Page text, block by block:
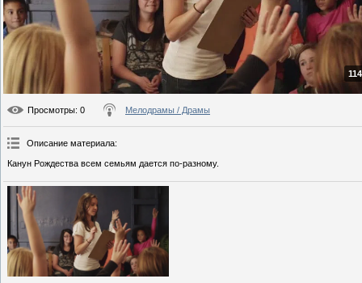
Просмотры: 0 Мелодрамы / Драмы
Описание материала:
Канун Рождества всем семьям дается по-разному.